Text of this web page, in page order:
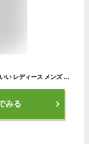
安全靴 スニーカー FUBAR おしゃれ かっこいい レディース メンズ FB-801 おたふく手袋 作業靴 フーバー 23cm-28cm
みる